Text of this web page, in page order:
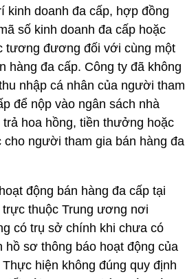
kinh doanh đa cấp, hợp đồng
số kinh doanh đa cấp hoặc
tương đương đối với cùng một
hàng đa cấp. Công ty đã không
nhập cá nhân của người tham
để nộp vào ngân sách nhà
hoa hồng, tiền thưởng hoặc
cho người tham gia bán hàng đa
động bán hàng đa cấp tại
thuộc Trung ương nơi
có trụ sở chính khi chưa có
hồ sơ thông báo hoạt động của
hiện không đúng quy định